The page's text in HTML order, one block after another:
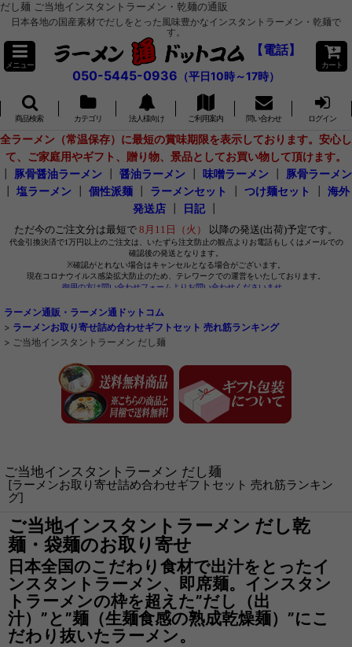
だし麺 ご当地インスタントラーメン・乾麺の通販
日本各地の国産素材でだしをとった風味豊かなインスタントラーメン・乾麺で
す。
メニュー
【電話】
050-5445-0936 （平日10時～17時）
カート
商品検索 カテゴリ 法人様向け ご利用案内 問い合わせ ログイン
全ラーメン（常温保存）に最短の賞味期限を表示しております。安心し
て、ご家庭用やギフト、贈り物、景品としてお買い物して頂けます。
豚骨醤油ラーメン 醤油ラーメン 味噌ラーメン
豚骨ラーメン
塩ラーメン 個性派麺 ラーメンセット つけ麺セット
海外
発送店
日記┃
ラーメン通販・ラーメン通ドットコム
> ラーメンお取り寄せ詰め合わせギフトセット 売れ筋ランキング
> ご当地インスタントラーメン だし麺
ご当地インスタントラーメン だし麺
[ラーメンお取り寄せ詰め合わせギフトセット 売れ筋ランキン
グ]
ご当地インスタントラーメン だし乾
麺・袋麺のお取り寄せ
日本全国のこだわり食材で出汁をとったイ
ンスタントラーメン、即席麺。インスタン
トラーメンの枠を超えた”だし（出
汁）”と”麺（生麺食感の熟成乾燥麺）”にこ
だわり抜いたラーメン。